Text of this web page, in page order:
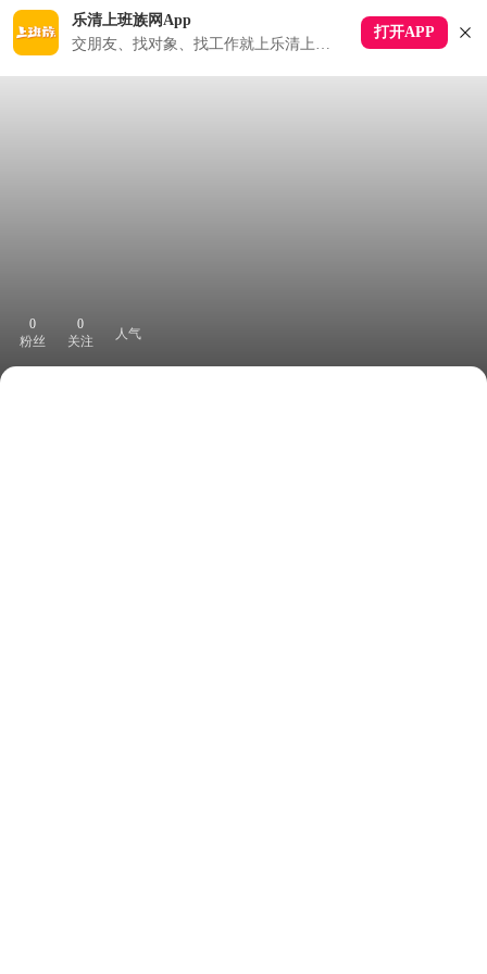
乐清上班族网App
交朋友、找对象、找工作就上乐清上班族APP
打开APP
0
粉丝
0
关注
人气
下拉刷新